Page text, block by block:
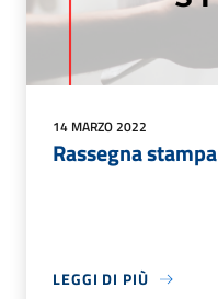
14 MARZO 2022
Rassegna stampa
LEGGI DI PIÙ